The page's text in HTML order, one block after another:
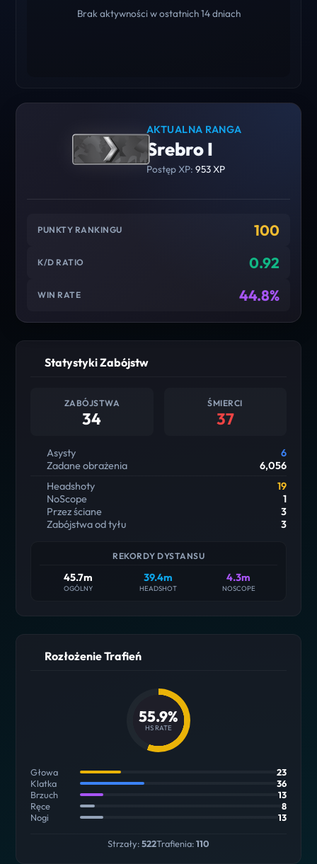
Brak aktywności w ostatnich 14 dniach
AKTUALNA RANGA
Srebro I
Postęp XP: 953 XP
PUNKTY RANKINGU 100
K/D RATIO 0.92
WIN RATE 44.8%
Statystyki Zabójstw
ZABÓJSTWA
34
ŚMIERCI
37
Asysty
6
Zadane obrażenia
6,056
Headshoty
19
NoScope
1
Przez ściane
3
Zabójstwa od tyłu
3
REKORDY DYSTANSU
45.7m
OGÓLNY
39.4m
HEADSHOT
4.3m
NOSCOPE
Rozłożenie Trafień
55.9%
HS RATE
Głowa
23
Klatka
36
Brzuch
13
Ręce
8
Nogi
13
Strzały:522Trafienia:110